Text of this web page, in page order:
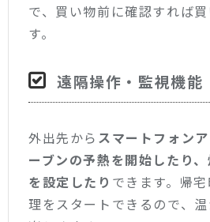
で、買い物前に確認すれば
す。
遠隔操作・監視機能
外出先から スマートフォン
ーブンの予熱を開始したり
を設定したり できます。帰
理をスタートできるので、